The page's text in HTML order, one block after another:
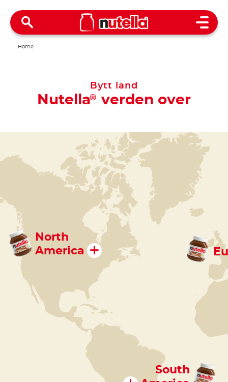
Open
Home
Bytt land
Nutella® verden over
North
America
South